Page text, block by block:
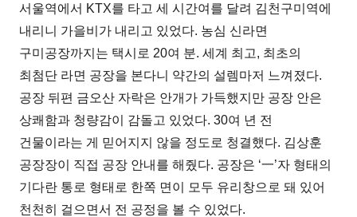
서울역에서 KTX를 타고 세 시간여를 달려 김천구미역에
내리니 가을비가 내리고 있었다. 농심 신라면
구미공장까지는 택시로 20여 분. 세계 최고, 최초의
최첨단 라면 공장을 본다니 약간의 설렘마저 느껴졌다.
공장 뒤편 금오산 자락은 안개가 가득했지만 공장 안은
상쾌함과 청량감이 감돌고 있었다. 30여 년 전
건물이라는 게 믿어지지 않을 정도로 청결했다. 김상훈
공장장이 직접 공장 안내를 해줬다. 공장은 ‘一’자 형태의
기다란 통로 형태로 한쪽 면이 모두 유리창으로 돼 있어
천천히 걸으면서 전 공정을 볼 수 있었다.